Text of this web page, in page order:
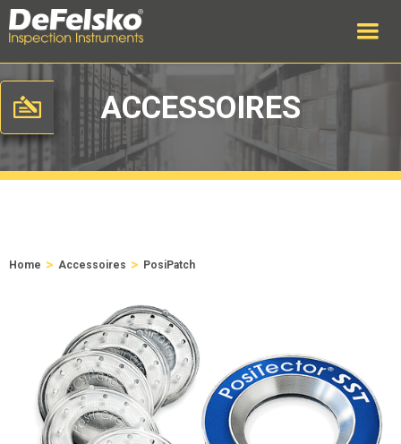
ACCESSOIRES
Home > Accessoires > PosiPatch